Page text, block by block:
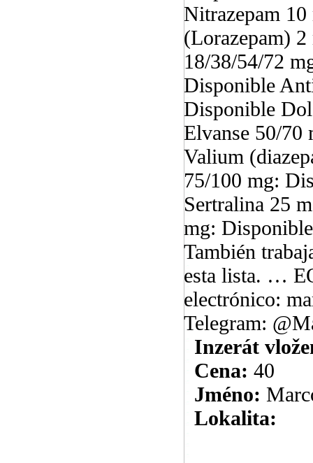
Nitrazepam
(Lorazepam)
18/38/54/72
Disponible
Disponible
Elvanse 50/
Valium
75/100 mg:
Sertralina 25
mg:
También
esta lista. …
electrónico:
Telegram:
Inzerát
Cena: 40
Jméno:
Lokalita: